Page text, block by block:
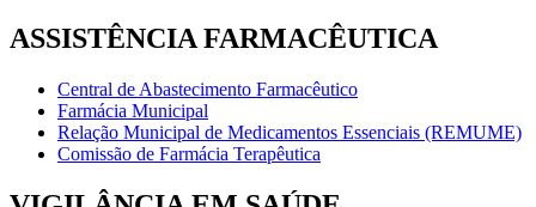
ASSISTÊNCIA FARMACÊUTICA
Central de Abastecimento Farmacêutico
Farmácia Municipal
Relação Municipal de Medicamentos Essenciais (REMUME)
Comissão de Farmácia Terapêutica